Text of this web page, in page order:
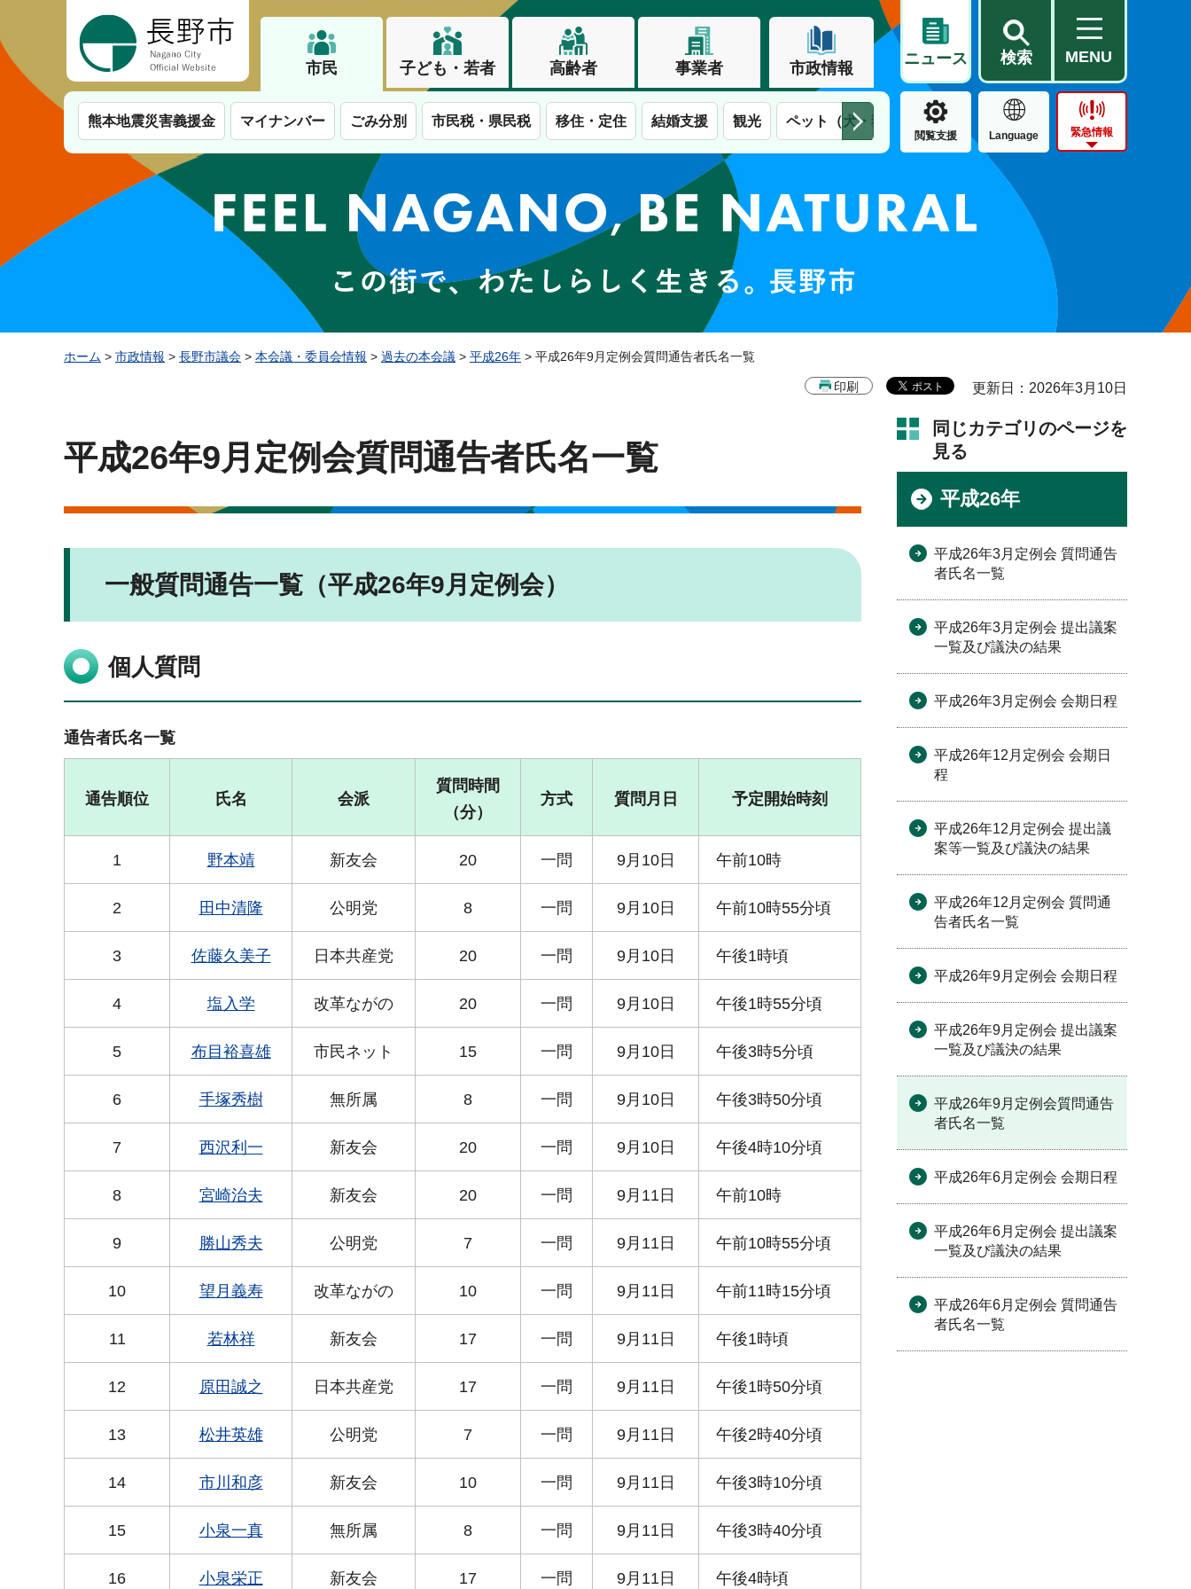
市民 子ども・若者 高齢者 事業者 市政情報
ニュース 検索 MENU
熊本地震災害義援金 マイナンバー ごみ分別 市民税・県民税 移住・定住 結婚支援 観光 ペット（犬・猫） 住民票・戸籍 公営住宅
閲覧支援 Language 緊急情報
この街で、わたしらしく生きる。長野市
ホーム > 市政情報 > 長野市議会 > 本会議・委員会情報 > 過去の本会議 > 平成26年 > 平成26年9月定例会質問通告者氏名一覧
印刷 更新日：2026年3月10日
平成26年9月定例会質問通告者氏名一覧
一般質問通告一覧（平成26年9月定例会）
個人質問
通告者氏名一覧
通告順位 氏名 会派
質問時間
（分）
方式 質問月日 予定開始時刻
1 野本靖 新友会 20 一問 9月10日 午前10時
2 田中清隆 公明党 8 一問 9月10日 午前10時55分頃
3 佐藤久美子 日本共産党 20 一問 9月10日 午後1時頃
4 塩入学 改革ながの 20 一問 9月10日 午後1時55分頃
5 布目裕喜雄 市民ネット 15 一問 9月10日 午後3時5分頃
6 手塚秀樹 無所属 8 一問 9月10日 午後3時50分頃
7 西沢利一 新友会 20 一問 9月10日 午後4時10分頃
8 宮崎治夫 新友会 20 一問 9月11日 午前10時
9 勝山秀夫 公明党 7 一問 9月11日 午前10時55分頃
10 望月義寿 改革ながの 10 一問 9月11日 午前11時15分頃
11 若林祥 新友会 17 一問 9月11日 午後1時頃
12 原田誠之 日本共産党 17 一問 9月11日 午後1時50分頃
13 松井英雄 公明党 7 一問 9月11日 午後2時40分頃
14 市川和彦 新友会 10 一問 9月11日 午後3時10分頃
15 小泉一真 無所属 8 一問 9月11日 午後3時40分頃
16 小泉栄正 新友会 17 一問 9月11日 午後4時頃
同じカテゴリのページを
見る
平成26年
平成26年3月定例会 質問通告
者氏名一覧
平成26年3月定例会 提出議案
一覧及び議決の結果
平成26年3月定例会 会期日程
平成26年12月定例会 会期日
程
平成26年12月定例会 提出議
案等一覧及び議決の結果
平成26年12月定例会 質問通
告者氏名一覧
平成26年9月定例会 会期日程
平成26年9月定例会 提出議案
一覧及び議決の結果
平成26年9月定例会質問通告
者氏名一覧
平成26年6月定例会 会期日程
平成26年6月定例会 提出議案
一覧及び議決の結果
平成26年6月定例会 質問通告
者氏名一覧